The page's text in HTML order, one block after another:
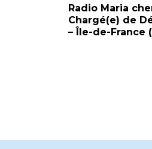
Radio Maria
Chargé(e) de
– Île-de-France